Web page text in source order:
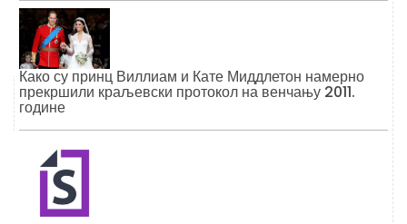
Како су принц Виллиам и Кате Миддлетон намерно
прекршили краљевски протокол на венчању 2011.
године